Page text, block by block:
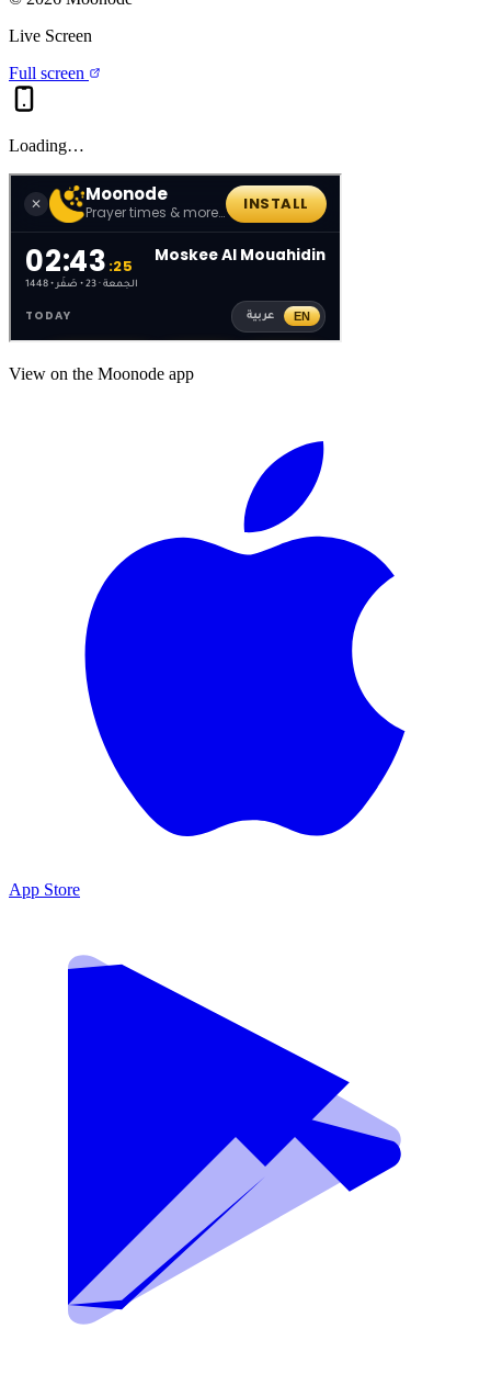
Live Screen
Full screen
Loading…
View on the Moonode app
App Store